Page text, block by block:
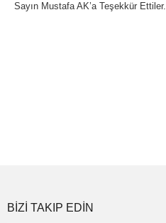
Sayın Mustafa AK’a Teşekkür Ettiler.
BİZİ TAKIP EDİN